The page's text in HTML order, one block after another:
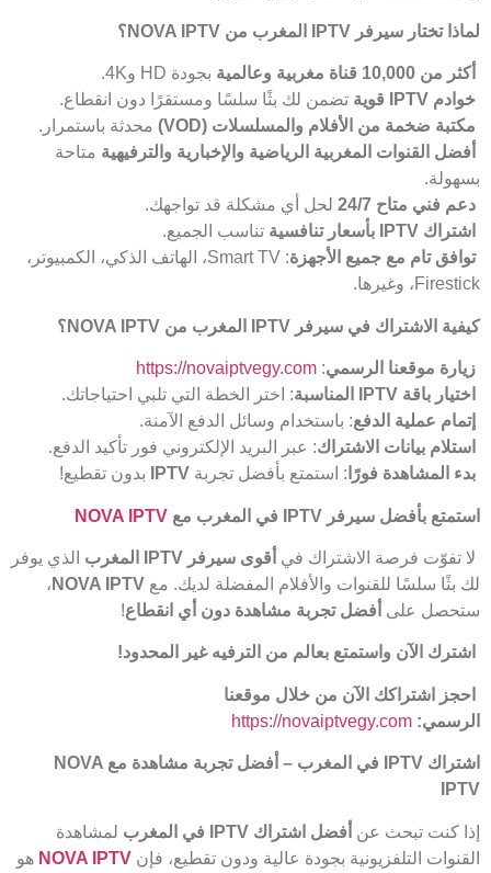
لماذا تختار سيرفر المغرب من NOVA IPTV ؟
أكثر من 10,000 قناة مغربية وعالمية
بجودة HD و4K.
خوادم
قوية تضمن لك بثًا سلسًا ومستقرًا دون انقطاع.
مكتبة ضخمة من الأفلام والمسلسلات (VOD)
محدثة باستمرار.
أفضل القنوات المغربية الرياضية والإخبارية والترفيهية متاحة
بسهولة.
دعم فني متاح 24/7
لحل أي مشكلة قد تواجهك.
اشتراك
بأسعار تنافسية تناسب الجميع.
توافق تام مع جميع الأجهزة
: Smart TV، الهاتف الذكي، الكمبيوتر،
Firestick، وغيرها.
كيفية الاشتراك في سيرفر المغرب من NOVA IPTV ؟
زيارة موقعنا الرسمي:
https://novaiptvegy.com
اختيار باقة
المناسبة: اختر الخطة التي تلبي احتياجاتك.
إتمام عملية الدفع: باستخدام وسائل الدفع الآمنة.
استلام بيانات الاشتراك: عبر البريد الإلكتروني فور تأكيد الدفع.
بدء المشاهدة فورًا : استمتع بأفضل تجربة IPTV بدون تقطيع!
استمتع بأفضل سيرفر في المغرب مع NOVA IPTV
لا تفوّت فرصة الاشتراك في أقوى سيرفر المغرب الذي يوفر
لك بثًا سلسًا للقنوات والأفلام المفضلة لديك. مع NOVA IPTV ،
ستحصل على أفضل تجربة مشاهدة دون أي انقطاع!
اشترك الآن واستمتع بعالم من الترفيه غير المحدود!
احجز اشتراكك الآن من خلال موقعنا
الرسمي:
https://novaiptvegy.com
اشتراك في المغرب – أفضل تجربة مشاهدة مع NOVA
IPTV
إذا كنت تبحث عن أفضل اشتراك في المغرب لمشاهدة
القنوات التلفزيونية بجودة عالية ودون تقطيع، فإن NOVA IPTV هو